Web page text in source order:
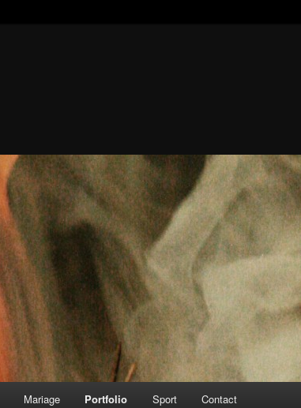
Mariage Portfolio Sport Contact